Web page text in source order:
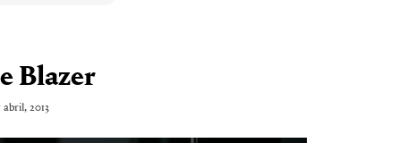
Blazer
abril, 2013